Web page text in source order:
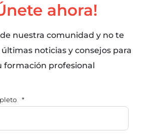
ahora!
nuestra comunidad y no te
noticias y consejos para
formación profesional
*